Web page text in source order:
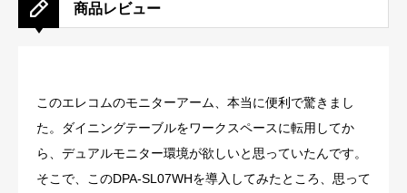
商品レビュー
このエレコムのモニターアーム、本当に便利で驚きまし
た。ダイニングテーブルをワークスペースに転用してか
ら、デュアルモニター環境が欲しいと思っていたんです。
そこで、このDPA-SL07WHを導入してみたところ、思って